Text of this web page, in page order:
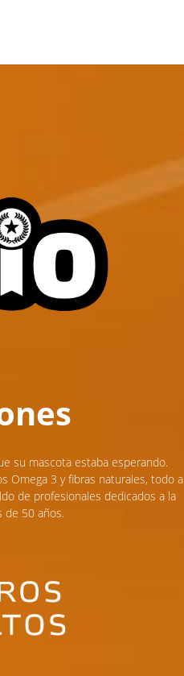
su mascota estaba esperando.
Omega 3 y fibras naturales, todo a
de profesionales dedicados a la
de 50 años.